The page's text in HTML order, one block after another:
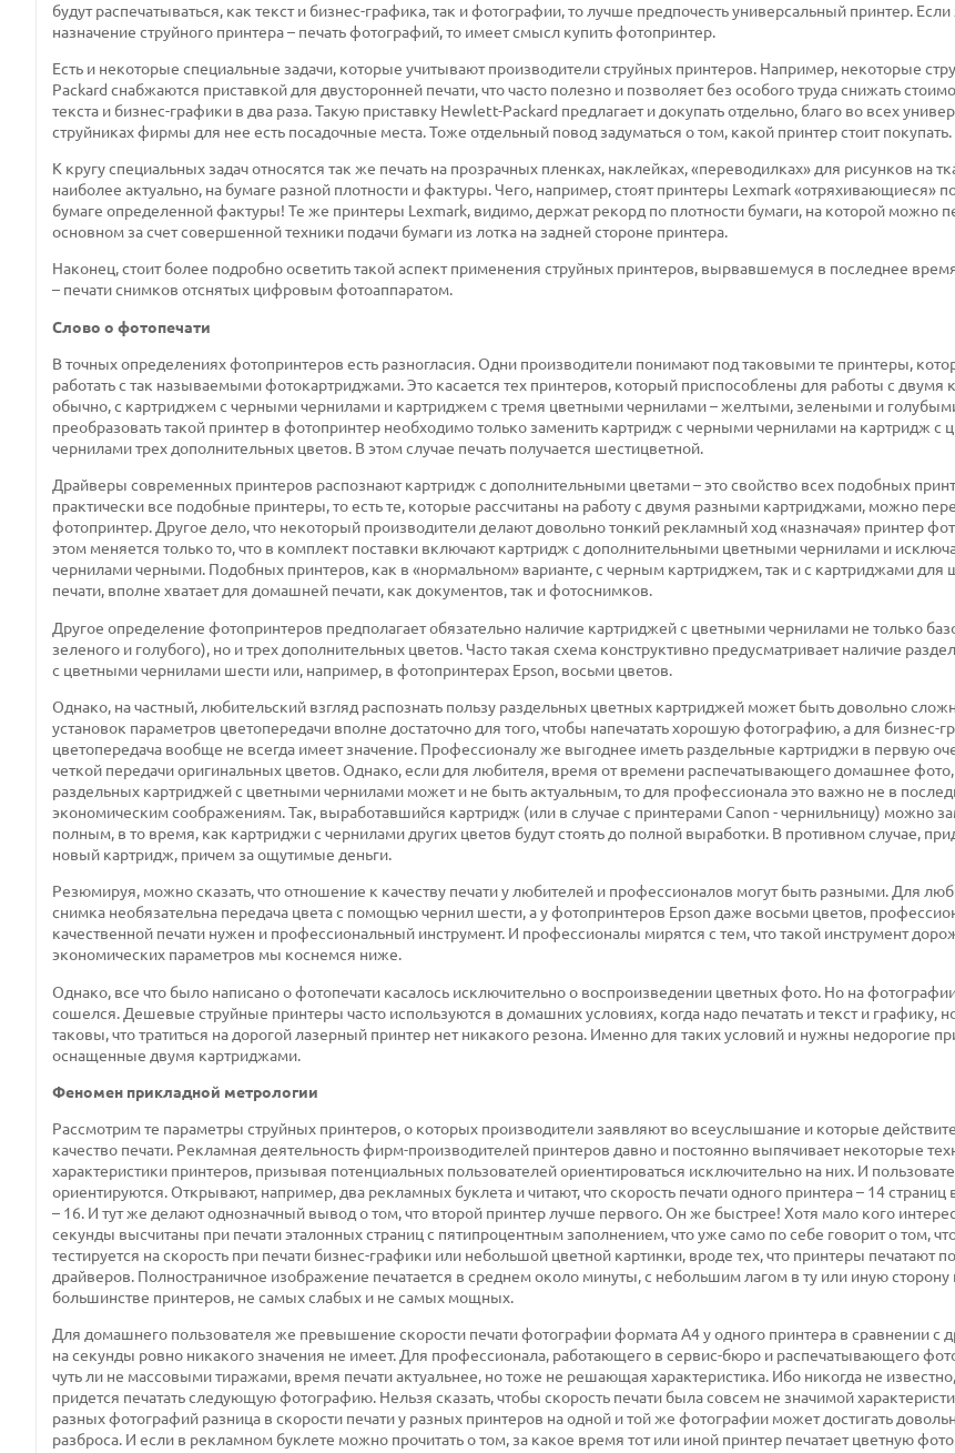
будут распечатываться, как текст и бизнес-графика, так и фотографии, то лучше предпочесть универсальный принтер.
назначение струйного принтера – печать фотографий, то имеет смысл купить фотопринтер.
Есть и некоторые специальные задачи, которые учитывают производители струйных принтеров. Например, некоторые
Packard снабжаются приставкой для двусторонней печати, что часто полезно и позволяет без особого труда снижать
текста и бизнес-графики в два раза. Такую приставку Hewlett-Packard предлагает и докупать отдельно, благо во всех
струйниках фирмы для нее есть посадочные места. Тоже отдельный повод задуматься о том, какой принтер стоит покупать.
К кругу специальных задач относятся так же печать на прозрачных пленках, наклейках, «переводилках» для рисунков на
наиболее актуально, на бумаге разной плотности и фактуры. Чего, например, стоят принтеры Lexmark «отряхивающиеся»
бумаге определенной фактуры! Те же принтеры Lexmark, видимо, держат рекорд по плотности бумаги, на которой можно
основном за счет совершенной техники подачи бумаги из лотка на задней стороне принтера.
Наконец, стоит более подробно осветить такой аспект применения струйных принтеров, вырвавшемуся в последнее
– печати снимков отснятых цифровым фотоаппаратом.
Слово о фотопечати
В точных определениях фотопринтеров есть разногласия. Одни производители понимают под таковыми те принтеры,
работать с так называемыми фотокартриджами. Это касается тех принтеров, который приспособлены для работы с двумя
обычно, с картриджем с черными чернилами и картриджем с тремя цветными чернилами – желтыми, зелеными и
преобразовать такой принтер в фотопринтер необходимо только заменить картридж с черными чернилами на картридж с
чернилами трех дополнительных цветов. В этом случае печать получается шестицветной.
Драйверы современных принтеров распознают картридж с дополнительными цветами – это свойство всех подобных
практически все подобные принтеры, то есть те, которые рассчитаны на работу с двумя разными картриджами, можно
фотопринтер. Другое дело, что некоторый производители делают довольно тонкий рекламный ход «назначая» принтер
этом меняется только то, что в комплект поставки включают картридж с дополнительными цветными чернилами и
чернилами черными. Подобных принтеров, как в «нормальном» варианте, с черным картриджем, так и с картриджами для
печати, вполне хватает для домашней печати, как документов, так и фотоснимков.
Другое определение фотопринтеров предполагает обязательно наличие картриджей с цветными чернилами не только
зеленого и голубого), но и трех дополнительных цветов. Часто такая схема конструктивно предусматривает наличие
с цветными чернилами шести или, например, в фотопринтерах Epson, восьми цветов.
Однако, на частный, любительский взгляд распознать пользу раздельных цветных картриджей может быть довольно
установок параметров цветопередачи вполне достаточно для того, чтобы напечатать хорошую фотографию, а для бизнес-
цветопередача вообще не всегда имеет значение. Профессионалу же выгоднее иметь раздельные картриджи в первую
четкой передачи оригинальных цветов. Однако, если для любителя, время от времени распечатывающего домашнее фото,
раздельных картриджей с цветными чернилами может и не быть актуальным, то для профессионала это важно не в
экономическим соображениям. Так, выработавшийся картридж (или в случае с принтерами Canon - чернильницу) можно
полным, в то время, как картриджи с чернилами других цветов будут стоять до полной выработки. В противном случае,
новый картридж, причем за ощутимые деньги.
Резюмируя, можно сказать, что отношение к качеству печати у любителей и профессионалов могут быть разными. Для
снимка необязательна передача цвета с помощью чернил шести, а у фотопринтеров Epson даже восьми цветов,
качественной печати нужен и профессиональный инструмент. И профессионалы мирятся с тем, что такой инструмент
экономических параметров мы коснемся ниже.
Однако, все что было написано о фотопечати касалось исключительно о воспроизведении цветных фото. Но на
сошелся. Дешевые струйные принтеры часто используются в домашних условиях, когда надо печатать и текст и графику,
таковы, что тратиться на дорогой лазерный принтер нет никакого резона. Именно для таких условий и нужны недорогие
оснащенные двумя картриджами.
Феномен прикладной метрологии
Рассмотрим те параметры струйных принтеров, о которых производители заявляют во всеуслышание и которые
качество печати. Рекламная деятельность фирм-производителей принтеров давно и постоянно выпячивает некоторые
характеристики принтеров, призывая потенциальных пользователей ориентироваться исключительно на них. И
ориентируются. Открывают, например, два рекламных буклета и читают, что скорость печати одного принтера – 14 страниц
– 16. И тут же делают однозначный вывод о том, что второй принтер лучше первого. Он же быстрее! Хотя мало кого
секунды высчитаны при печати эталонных страниц с пятипроцентным заполнением, что уже само по себе говорит о том,
тестируется на скорость при печати бизнес-графики или небольшой цветной картинки, вроде тех, что принтеры печатают
драйверов. Полностраничное изображение печатается в среднем около минуты, с небольшим лагом в ту или иную
большинстве принтеров, не самых слабых и не самых мощных.
Для домашнего пользователя же превышение скорости печати фотографии формата А4 у одного принтера в сравнении с
на секунды ровно никакого значения не имеет. Для профессионала, работающего в сервис-бюро и распечатывающего
чуть ли не массовыми тиражами, время печати актуальнее, но тоже не решающая характеристика. Ибо никогда не
придется печатать следующую фотографию. Нельзя сказать, чтобы скорость печати была совсем не значимой
разных фотографий разница в скорости печати у разных принтеров на одной и той же фотографии может достигать
разброса. И если в рекламном буклете можно прочитать о том, за какое время тот или иной принтер печатает цветную